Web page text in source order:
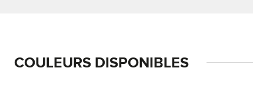
COULEURS DISPONIBLES